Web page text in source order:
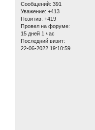
Сообщений: 391
Уважение: +413
Позитив: +419
Провел на форуме:
15 дней 1 час
Последний визит:
22-06-2022 19:10:59